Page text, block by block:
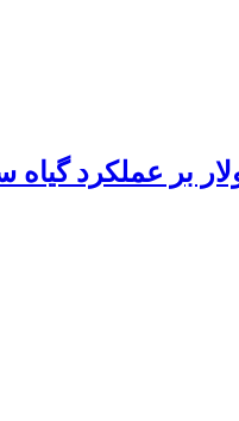
بر عملکرد گیاه